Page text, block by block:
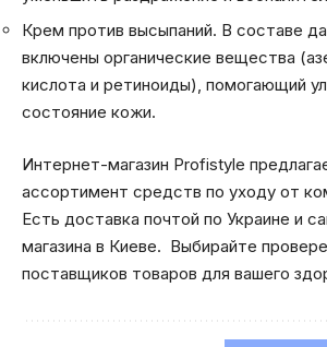
Крем против высыпаний. В составе
включены органические вещества
кислота и ретиноиды), помогающий
состояние кожи.
Интернет-магазин Profistyle
ассортимент средств по уходу от
Есть доставка почтой по Украине и
магазина в Киеве. Выбирайте
поставщиков товаров для вашего